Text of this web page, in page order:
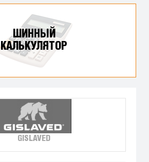
ШИННЫЙ
КАЛЬКУЛЯТОР
GISLAVED